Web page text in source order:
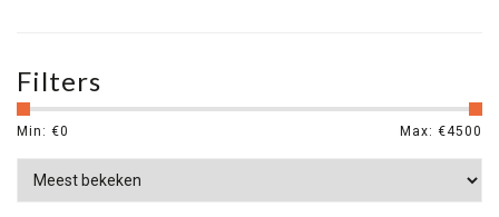
Filters
Min: €0 Max: €4500